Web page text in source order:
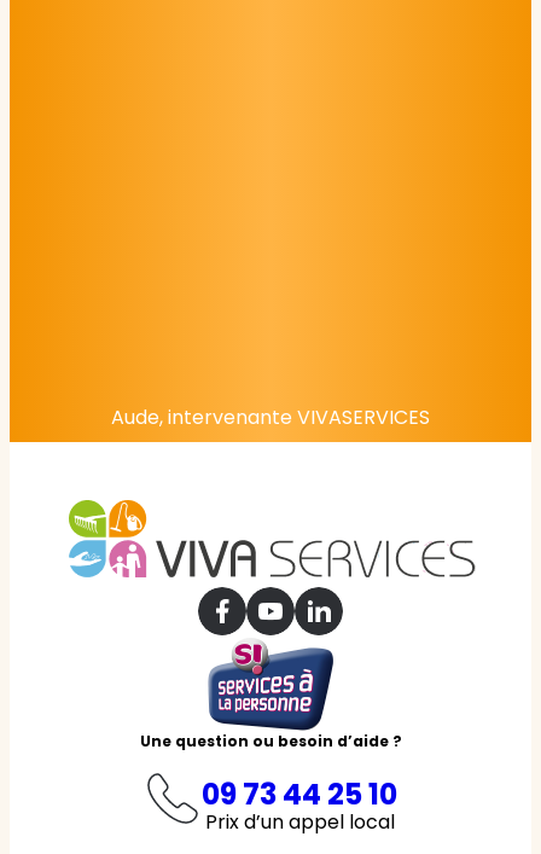
Aude, intervenante VIVASERVICES
Une question ou besoin d’aide ?
09 73 44 25 10
Prix d’un appel local